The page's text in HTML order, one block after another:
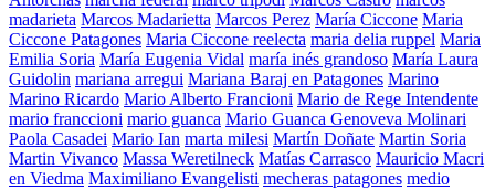
madarieta Marcos Madarietta Marcos Perez María Ciccone Maria
Ciccone Patagones Maria Ciccone reelecta maria delia ruppel Maria
Emilia Soria María Eugenia Vidal maría inés grandoso María Laura
Guidolin mariana arregui Mariana Baraj en Patagones Marino
Marino Ricardo Mario Alberto Francioni Mario de Rege Intendente
mario franccioni mario guanca Mario Guanca Genoveva Molinari
Paola Casadei Mario Ian marta milesi Martín Doñate Martin Soria
Martin Vivanco Massa Weretilneck Matías Carrasco Mauricio Macri
en Viedma Maximiliano Evangelisti mecheras patagones medio